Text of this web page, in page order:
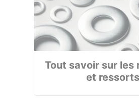
Tout savoir sur les
et ressorts